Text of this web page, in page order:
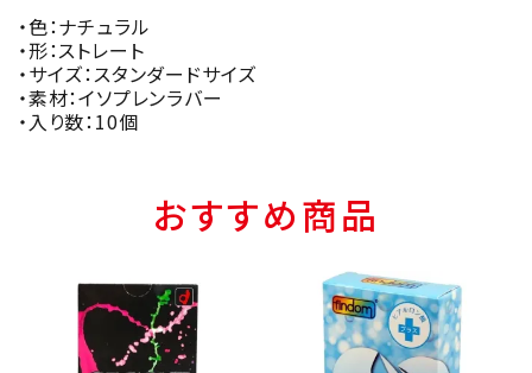
・色：ナチュラル
・形：ストレート
・サイズ：スタンダードサイズ
・素材：イソプレンラバー
・入り数：10個
おすすめ商品